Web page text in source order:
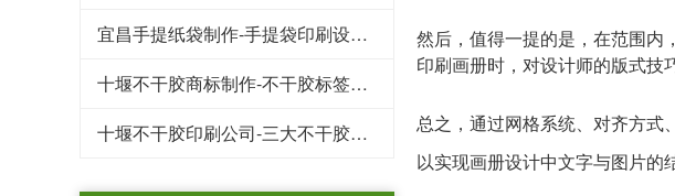
宜昌手提纸袋制作-手提袋印刷设计崇尚简洁风
十堰不干胶商标制作-不干胶标签在轮胎行业的应用及其发展
十堰不干胶印刷公司-​三大不干胶标签防水防潮小技巧
然后，值得一提的是，在范围内
印刷画册时，对设计师的版式技
总之，通过网格系统、对齐方式
以实现画册设计中文字与图片的